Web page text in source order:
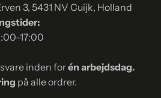
3, 5431 NV Cuijk, Holland
inden forén arbejdsdag.
på alle ordrer.